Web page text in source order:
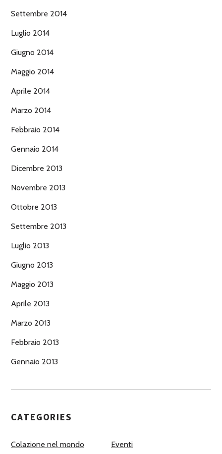
Settembre 2014
Luglio 2014
Giugno 2014
Maggio 2014
Aprile 2014
Marzo 2014
Febbraio 2014
Gennaio 2014
Dicembre 2013
Novembre 2013
Ottobre 2013
Settembre 2013
Luglio 2013
Giugno 2013
Maggio 2013
Aprile 2013
Marzo 2013
Febbraio 2013
Gennaio 2013
CATEGORIES
Colazione nel mondo Eventi